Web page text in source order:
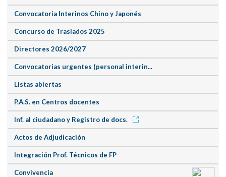
Convocatoria Interinos Chino y Japonés
Concurso de Traslados 2025
Directores 2026/2027
Convocatorias urgentes (personal interin...
Listas abiertas
P.A.S. en Centros docentes
Inf. al ciudadano y Registro de docs.
Actos de Adjudicación
Integración Prof. Técnicos de FP
Convivencia